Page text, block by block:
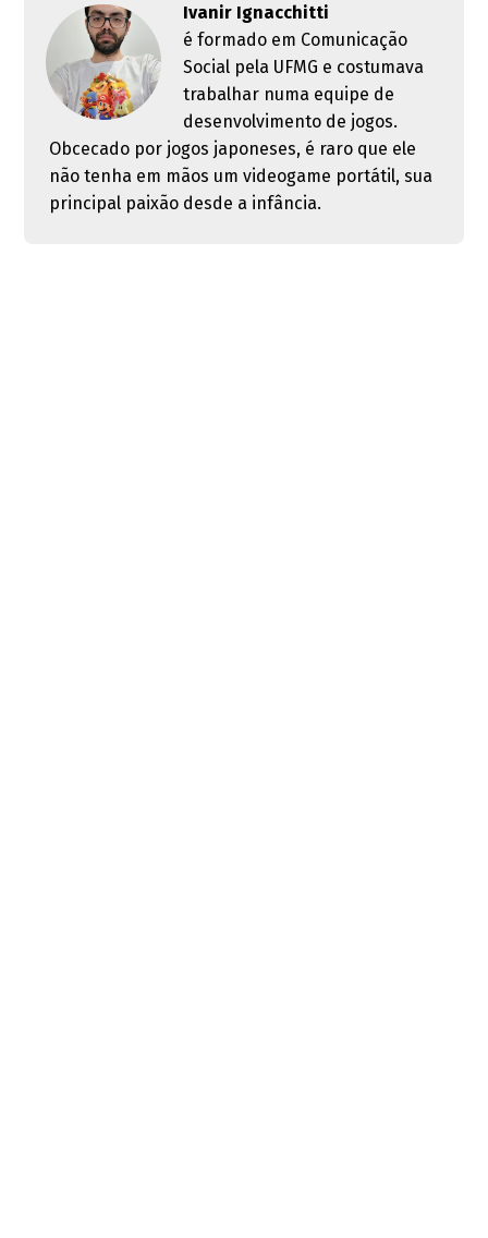
Ivanir Ignacchitti
é formado em Comunicação
Social pela UFMG e costumava
trabalhar numa equipe de
desenvolvimento de jogos.
Obcecado por jogos japoneses, é raro que ele
não tenha em mãos um videogame portátil, sua
principal paixão desde a infância.